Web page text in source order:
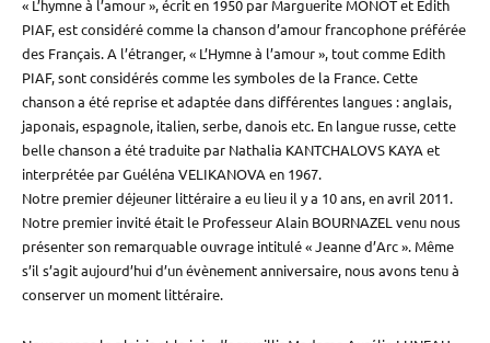
« L’hymne à l’amour », écrit en 1950 par Marguerite MONOT et Edith
PIAF, est considéré comme la chanson d’amour francophone préférée
des Français. A l’étranger, « L’Hymne à l’amour », tout comme Edith
PIAF, sont considérés comme les symboles de la France. Cette
chanson a été reprise et adaptée dans différentes langues : anglais,
japonais, espagnole, italien, serbe, danois etc. En langue russe, cette
belle chanson a été traduite par Nathalia KANTCHALOVS KAYA et
interprétée par Guéléna VELIKANOVA en 1967.
Notre premier déjeuner littéraire a eu lieu il y a 10 ans, en avril 2011.
Notre premier invité était le Professeur Alain BOURNAZEL venu nous
présenter son remarquable ouvrage intitulé « Jeanne d’Arc ». Même
s’il s’agit aujourd’hui d’un évènement anniversaire, nous avons tenu à
conserver un moment littéraire.